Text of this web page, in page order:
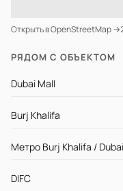
Открыть в OpenStreetMap →
РЯДОМ С ОБЪЕКТОМ
Dubai Mall
Burj Khalifa
Метро Burj Khalifa /
DIFC